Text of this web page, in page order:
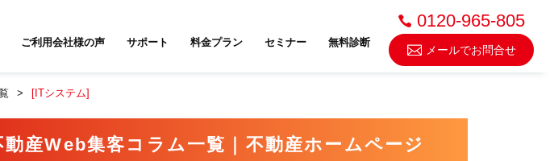
ご利用会社様の声 サポート 料金プラン セミナー 無料診断
0120-965-805
メールでお問合せ
[ITシステム]
産Web集客コラム一覧｜不動産ホームページ